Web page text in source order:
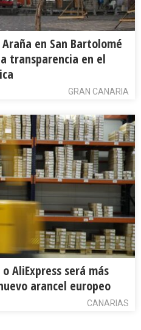
en San Bartolomé
transparencia en el
GRAN CANARIA
AliExpress será más
arancel europeo
CANARIAS